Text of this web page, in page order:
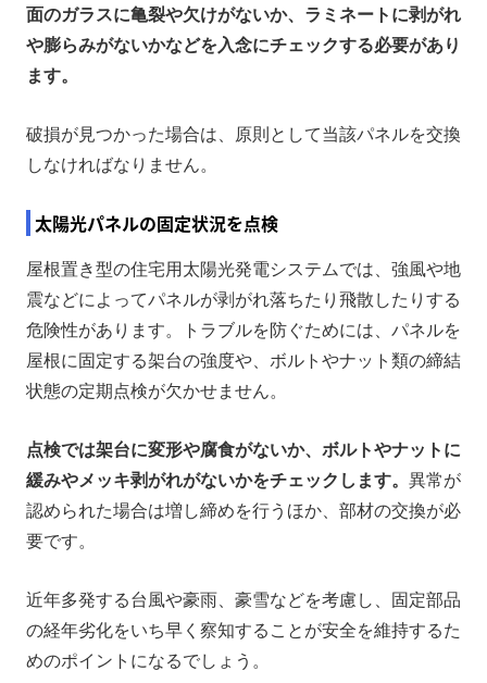
面のガラスに亀裂や欠けがないか、ラミネートに剥がれ
や膨らみがないかなどを入念にチェックする必要があり
ます。
破損が見つかった場合は、原則として当該パネルを交換
しなければなりません。
太陽光パネルの固定状況を点検
屋根置き型の住宅用太陽光発電システムでは、強風や地
震などによってパネルが剥がれ落ちたり飛散したりする
危険性があります。トラブルを防ぐためには、パネルを
屋根に固定する架台の強度や、ボルトやナット類の締結
状態の定期点検が欠かせません。
点検では架台に変形や腐食がないか、ボルトやナットに
緩みやメッキ剥がれがないかをチェックします。 異常が
認められた場合は増し締めを行うほか、部材の交換が必
要です。
近年多発する台風や豪雨、豪雪などを考慮し、固定部品
の経年劣化をいち早く察知することが安全を維持するた
めのポイントになるでしょう。